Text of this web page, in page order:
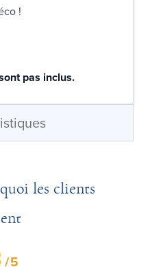
!
pas inclus.
les clients
/5